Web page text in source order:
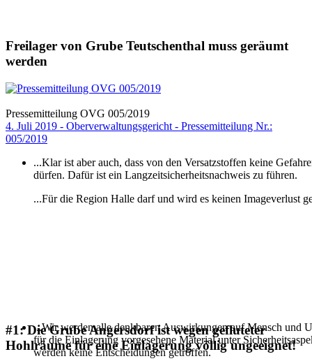
Freilager von Grube Teutschenthal muss geräumt
werden
Pressemitteilung OVG 005/2019
4. Juli 2019 - Oberverwaltungsgericht - Pressemitteilung Nr.:
005/2019
...Klar ist aber auch, dass von den Versatzstoffen keine
dürfen. Dafür ist ein Langzeitsicherheitsnachweis zu führen.
...Für die Region Halle darf und wird es keinen Imageverlust
...Wir werden alle denkbaren Auswirkungen auf Mensch und
für die Einlagerung vorgesehene Material unter
werden keine Entscheidungen getroffen.
#1: Die Grube Angersdorf ist wegen gefluteter
Hohlräume für eine Einlagerung völlig ungeeignet!